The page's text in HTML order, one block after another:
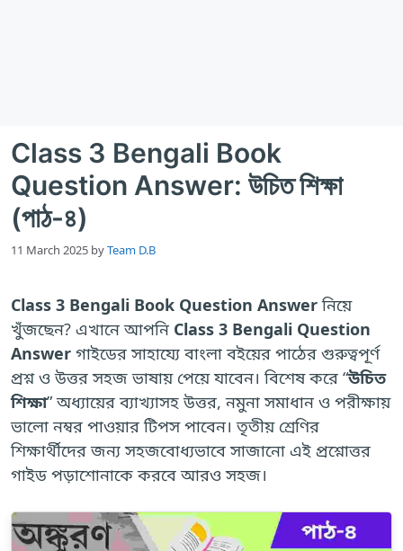
Class 3 Bengali Book
Question Answer: উচিত শিক্ষা
(পাঠ-৪)
11 March 2025 byTeam D.B
Class 3 Bengali Book Question Answerনিয়ে
খুঁজছেন? এখানে আপনি Class 3 Bengali Question
Answer গাইডের সাহায্যে বাংলা বইয়ের পাঠের গুরুত্বপূর্ণ
প্রশ্ন ও উত্তর সহজ ভাষায় পেয়ে যাবেন। বিশেষ করে “উচিত
শিক্ষা” অধ্যায়ের ব্যাখ্যাসহ উত্তর, নমুনা সমাধান ও পরীক্ষায়
ভালো নম্বর পাওয়ার টিপস পাবেন। তৃতীয় শ্রেণির
শিক্ষার্থীদের জন্য সহজবোধ্যভাবে সাজানো এই প্রশ্নোত্তর
গাইড পড়াশোনাকে করবে আরও সহজ।